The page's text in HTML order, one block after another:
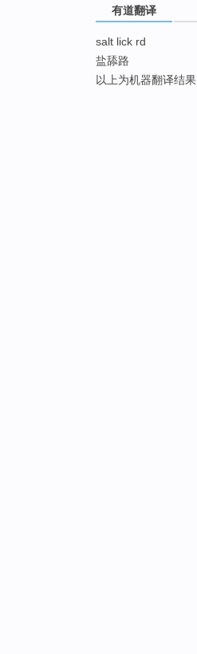
有道翻译
salt lick rd
盐舔路
以上为机器翻译结